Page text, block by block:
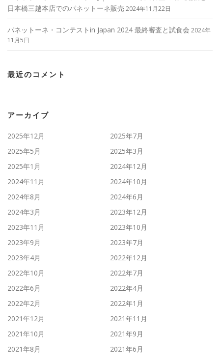
日本橋三越本店でのパネットーネ販売 2024年11月22日
パネットーネ・コンテストin Japan 2024 最終審査と試食会 2024年
11月5日
最近のコメント
アーカイブ
2025年12月
2025年7月
2025年5月
2025年3月
2025年1月
2024年12月
2024年11月
2024年10月
2024年8月
2024年6月
2024年3月
2023年12月
2023年11月
2023年10月
2023年9月
2023年7月
2023年4月
2022年12月
2022年10月
2022年7月
2022年6月
2022年4月
2022年2月
2022年1月
2021年12月
2021年11月
2021年10月
2021年9月
2021年8月
2021年6月